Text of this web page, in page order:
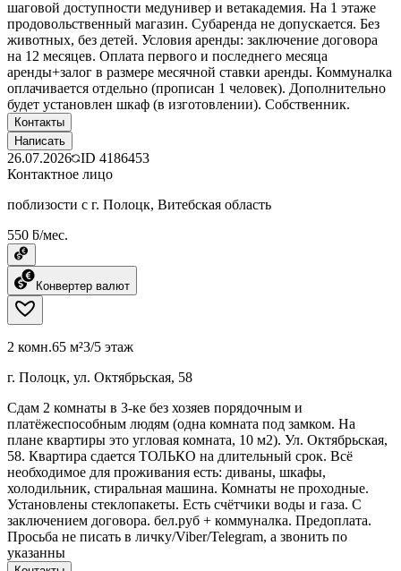
шаговой доступности медунивер и ветакадемия. На 1 этаже
продовольственный магазин. Субаренда не допускается. Без
животных, без детей. Условия аренды: заключение договора
на 12 месяцев. Оплата первого и последнего месяца
аренды+залог в размере месячной ставки аренды. Коммуналка
оплачивается отдельно (прописан 1 человек). Дополнительно
будет установлен шкаф (в изготовлении). Собственник.
Контакты
Написать
26.07.2026 ID 4186453
Контактное лицо
поблизости с г. Полоцк, Витебская область
550 ƃ/мес.
Конвертер валют
2 комн.65 м²3/5 этаж
г. Полоцк, ул. Октябрьская, 58
Cдам 2 комнаты в 3-ке без хозяев порядочным и
платёжеспособным людям (одна комната под замком. На
плане квартиры это угловая комната, 10 м2). Ул. Октябрьская,
58. Квартира сдается ТОЛЬКО на длительный срок. Всё
необходимое для проживания есть: диваны, шкафы,
холодильник, стиральная машина. Комнаты не проходные.
Установлены стеклопакеты. Есть счётчики воды и газа. С
заключением договора. бел.руб + коммуналка. Предоплата.
Просьба не писать в личку/Viber/Telegram, а звонить по
указанны